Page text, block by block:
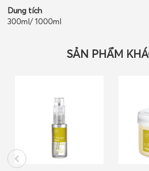
Dung tích
300ml/ 1000ml
SẢN PHẨM